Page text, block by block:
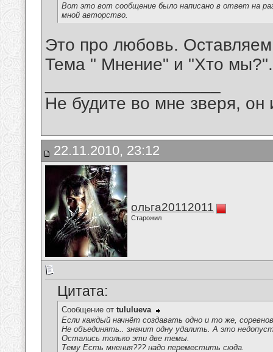
Вот это вот сообщение было написано в ответ на
мной авторство.
Это про любовь.
Тема " Мнение" и "Хто
Не будите во мне зверя, он
22.11.2010, 23:12
ольга20112011
Старожил
Цитата:
Сообщение от tululueva
Если каждый начнёт создавать одно и то же,
Не объединять.. значит одну удалить. А это
Остались только эти две темы.
Тему Есть мнения??? надо переместить сюда.